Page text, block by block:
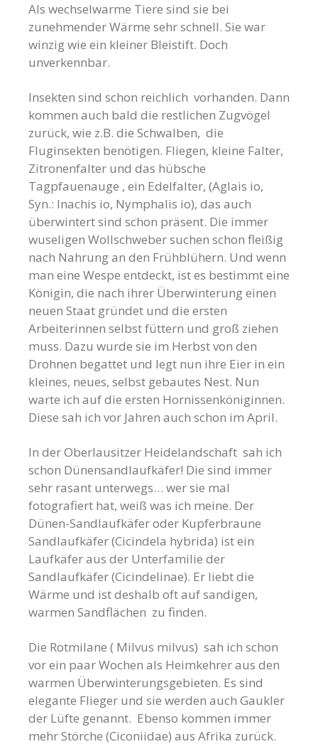
Als wechselwarme Tiere sind sie bei
zunehmender Wärme sehr schnell. Sie war
winzig wie ein kleiner Bleistift. Doch
unverkennbar.
Insekten sind schon reichlich vorhanden. Dann
kommen auch bald die restlichen Zugvögel
zurück, wie z.B. die Schwalben, die
Fluginsekten benötigen. Fliegen, kleine Falter,
Zitronenfalter und das hübsche
Tagpfauenauge , ein Edelfalter, (Aglais io,
Syn.: Inachis io, Nymphalis io), das auch
überwintert sind schon präsent. Die immer
wuseligen Wollschweber suchen schon fleißig
nach Nahrung an den Frühblühern. Und wenn
man eine Wespe entdeckt, ist es bestimmt eine
Königin, die nach ihrer Überwinterung einen
neuen Staat gründet und die ersten
Arbeiterinnen selbst füttern und groß ziehen
muss. Dazu wurde sie im Herbst von den
Drohnen begattet und legt nun ihre Eier in ein
kleines, neues, selbst gebautes Nest. Nun
warte ich auf die ersten Hornissenköniginnen.
Diese sah ich vor Jahren auch schon im April.
In der Oberlausitzer Heidelandschaft sah ich
schon Dünensandlaufkäfer! Die sind immer
sehr rasant unterwegs… wer sie mal
fotografiert hat, weiß was ich meine. Der
Dünen-Sandlaufkäfer oder Kupferbraune
Sandlaufkäfer (Cicindela hybrida) ist ein
Laufkäfer aus der Unterfamilie der
Sandlaufkäfer (Cicindelinae). Er liebt die
Wärme und ist deshalb oft auf sandigen,
warmen Sandflächen zu finden.
Die Rotmilane ( Milvus milvus) sah ich schon
vor ein paar Wochen als Heimkehrer aus den
warmen Überwinterungsgebieten. Es sind
elegante Flieger und sie werden auch Gaukler
der Lüfte genannt. Ebenso kommen immer
mehr Störche (Ciconiidae) aus Afrika zurück.